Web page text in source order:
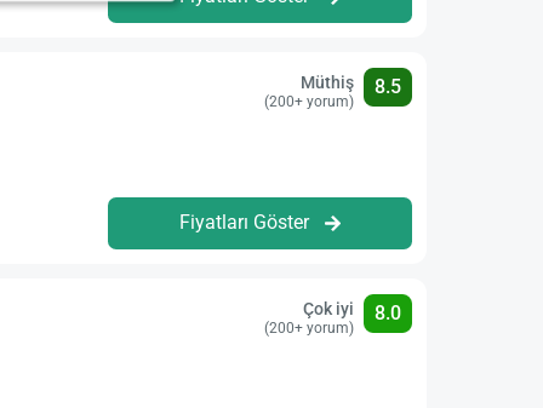
Müthiş
(200+ yorum)
8.5
Fiyatları Göster
Çok iyi
(200+ yorum)
8.0